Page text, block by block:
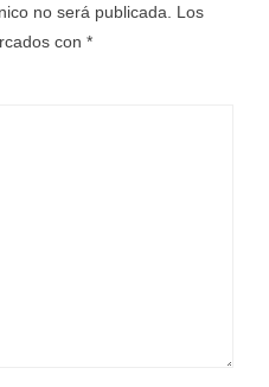
no será publicada.
Los
con *